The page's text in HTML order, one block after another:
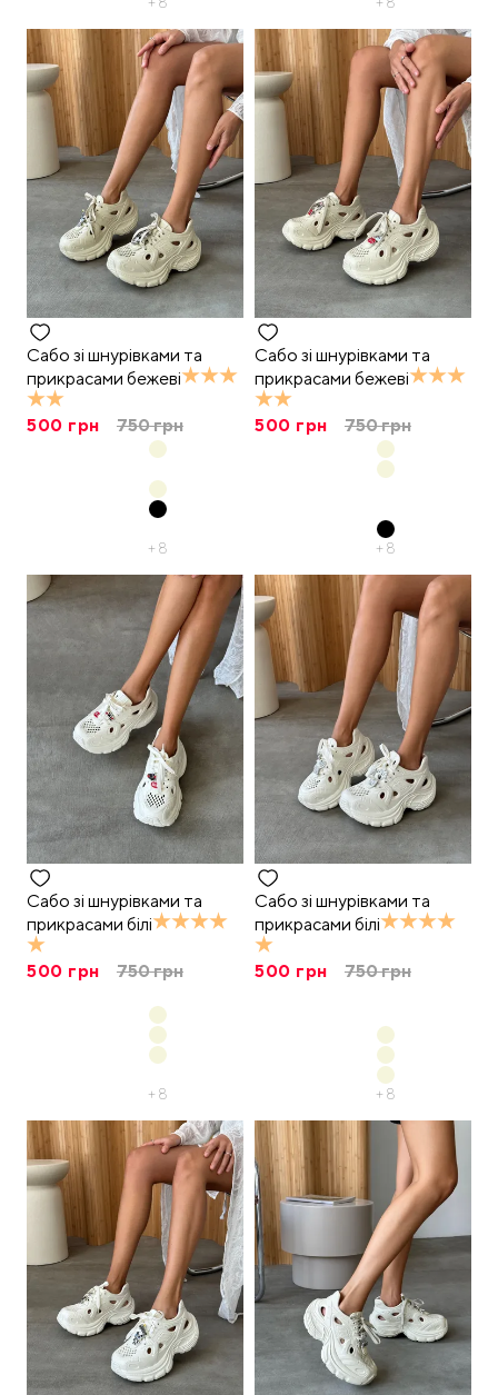
Сабо зі шнурівками та
прикрасами бежеві
500 грн 750грн
+ 8
Сабо зі шнурівками та
прикрасами бежеві
500 грн 750грн
+ 8
Сабо зі шнурівками та
прикрасами білі
500 грн 750грн
+ 8
Сабо зі шнурівками та
прикрасами білі
500 грн 750грн
+ 8